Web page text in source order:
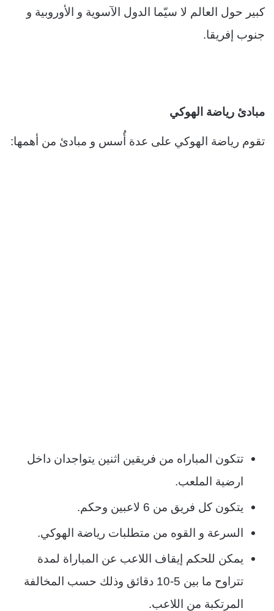
كبير حول العالم لا سيّما الدول الآسوية و الأوروبية و
جنوب إفريقا.
مبادئ رياضة الهوكي
تقوم رياضة الهوكي على عدة أُسس و مبادئ من أهمها:
تتكون المباراه من فريقين اثنين يتواجدان داخل
ارضية الملعب.
يتكون كل فريق من 6 لاعبين وحكم.
السرعة و القوه من متطلبات رياضة الهوكي.
يمكن للحكم إيقاف اللاعب عن المباراة لمدة
تتراوح ما بين 5-10 دقائق وذلك حسب المخالفة
المرتكبة من اللاعب.